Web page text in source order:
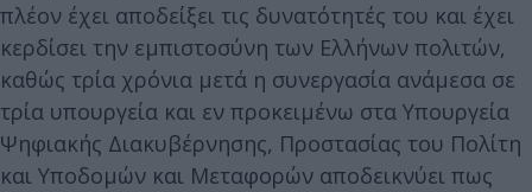
πλέον έχει αποδείξει τις δυνατότητές του και έχει
κερδίσει την εμπιστοσύνη των Ελλήνων πολιτών,
καθώς τρία χρόνια μετά η συνεργασία ανάμεσα σε
τρία υπουργεία και εν προκειμένω στα Υπουργεία
Ψηφιακής Διακυβέρνησης, Προστασίας του Πολίτη
και Υποδομών και Μεταφορών αποδεικνύει πως